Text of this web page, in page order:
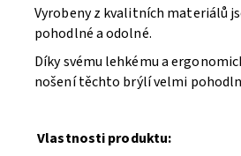
Vyrobeny z kvalitních materiálů
pohodlné a odolné.
Díky svému lehkému a
nošení těchto brýlí velmi
Vlastnosti produktu: